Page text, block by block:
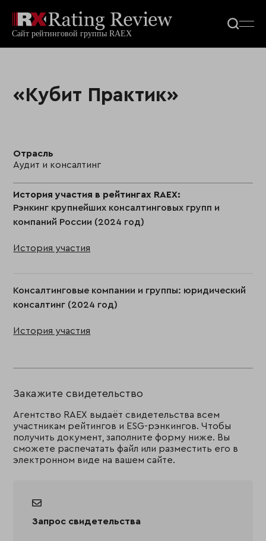
«Кубит Практик»
Отрасль
Аудит и консалтинг
История участия в рейтингах RAEX:
Рэнкинг крупнейших консалтинговых групп и
компаний России (2024 год)
История участия
Консалтинговые компании и группы: юридический
консалтинг (2024 год)
История участия
Закажите свидетельство
Агентство RAEX выдаёт свидетельства всем
участникам рейтингов и ESG-рэнкингов. Чтобы
получить документ, заполните форму ниже. Вы
сможете распечатать файл или разместить его в
электронном виде на вашем сайте.
Запрос свидетельства